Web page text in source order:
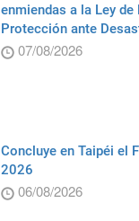
enmiendas a la Ley de
Protección ante
07/08/2026
Concluye en Taipéi el
2026
06/08/2026